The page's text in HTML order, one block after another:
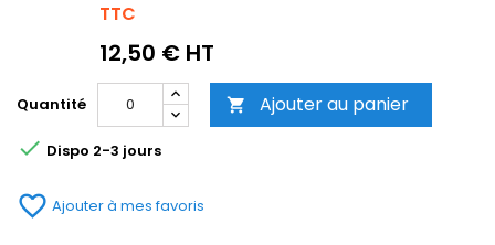
TTC
12,50 € HT
Quantité  Ajouter au panier
 Dispo 2-3 jours
favorite_border Ajouter à mes favoris